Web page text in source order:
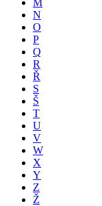
N
O
P
Q
R
Ř
S
Š
T
U
V
W
X
Y
Z
Ž